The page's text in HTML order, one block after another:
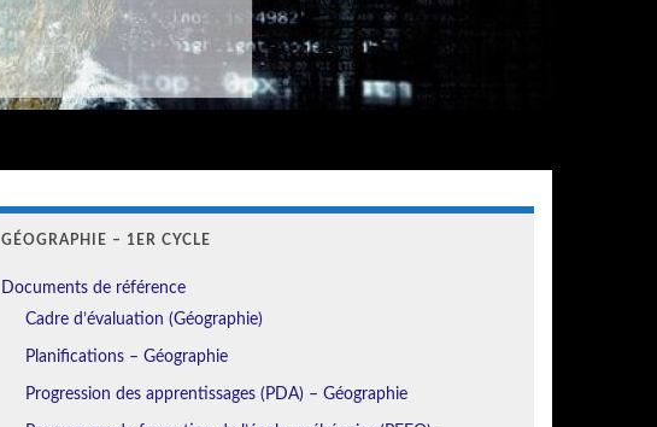
GÉOGRAPHIE – 1ER CYCLE
Documents de référence
Cadre d’évaluation (Géographie)
Planifications – Géographie
Progression des apprentissages (PDA) – Géographie